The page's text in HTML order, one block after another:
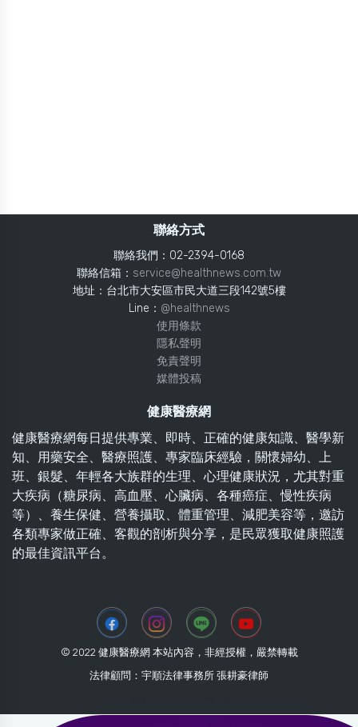
聯絡方式
聯絡我們：02-2394-0168
聯絡信箱： service@healthnews.com.tw
地址：台北市大安區市民大道三段142號5樓
Line： @healthnews
使用條款
隱私聲明
免責聲明
媒體投稿
健康醫療網
健康醫療網每日提供專業、即時、正確的健康知識、醫學新
知、用藥安全、醫療照護、專家臨床經驗，關懷婦幼、上
班、銀髮、年輕各大族群的生理、心理健康狀況，尤其對重
大疾病（糖尿病、高血壓、心臟病、各種癌症、慢性疾病
等）、養生保健、營養攝取、體重管理、減肥美容等，邀訪
各類專家做正確、客觀的剖析與分享，是民眾獲取健康照護
的最佳資訊平台。
© 2022 健康醫療網 本站內容，非經授權，嚴禁轉載
法律顧問：宇順法律事務所 張耕豪律師